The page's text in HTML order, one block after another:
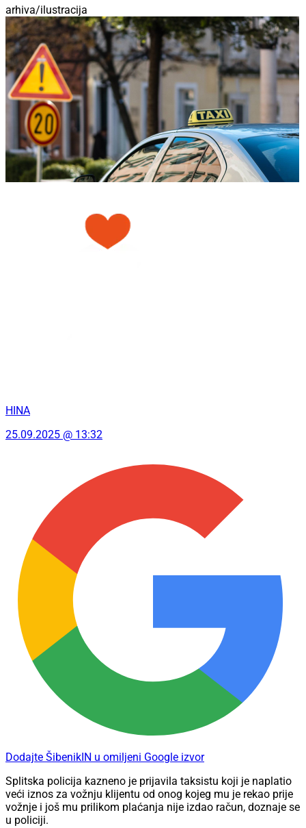
arhiva/ilustracija
HINA
25.09.2025 @ 13:32
Dodajte ŠibenikIN u omiljeni Google izvor
Splitska policija kazneno je prijavila taksistu koji je naplatio
veći iznos za vožnju klijentu od onog kojeg mu je rekao prije
vožnje i još mu prilikom plaćanja nije izdao račun, doznaje se
u policiji.